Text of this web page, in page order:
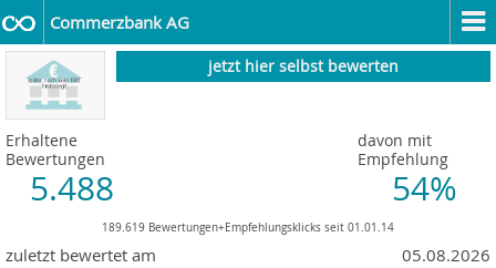
Commerzbank AG
jetzt hier selbst bewerten
Erhaltene
Bewertungen
5.488
davon mit
Empfehlung
54%
189.619 Bewertungen+Empfehlungsklicks seit 01.01.14
zuletzt bewertet am 05.08.2026